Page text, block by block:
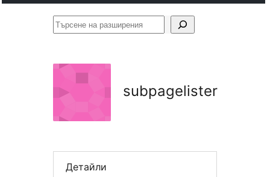
Търсене
subpagelister
Детайли